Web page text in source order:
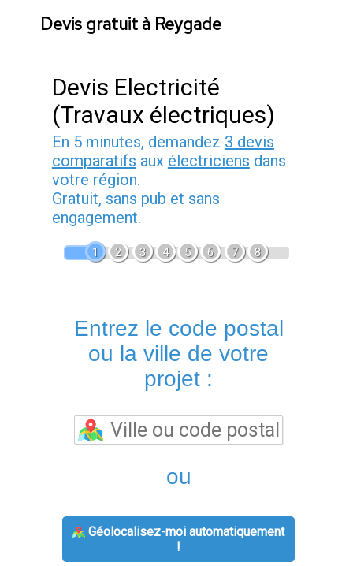
Devis gratuit à Reygade
Devis Electricité
(Travaux électriques)
En 5 minutes, demandez 3 devis
comparatifs aux électriciens dans
votre région.
Gratuit, sans pub et sans
engagement.
1 2 3 4 5 6 7 8
Entrez le code postal
ou la ville de votre
projet :
ou
Géolocalisez-moi automatiquement
!